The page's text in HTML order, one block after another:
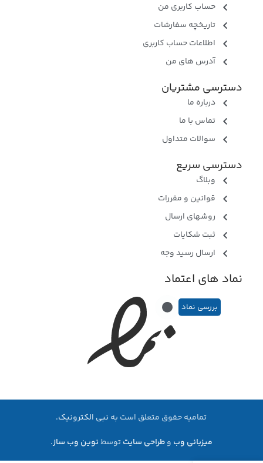
حساب کاربری من
تاریخچه سفارشات
اطلاعات حساب کاربری
آدرس های من
دسترسی مشتریان
درباره ما
تماس با ما
سوالات متداول
دسترسی سریع
وبلاگ
قوانین و مقررات
روشهای ارسال
ثبت شکایات
ارسال رسید وجه
نماد های اعتماد
بررسی نماد
تمامیه حقوق متعلق است به نبی الکترونیک.
میزبانی وب وطراحی سایتتوسطنوین وب ساز.